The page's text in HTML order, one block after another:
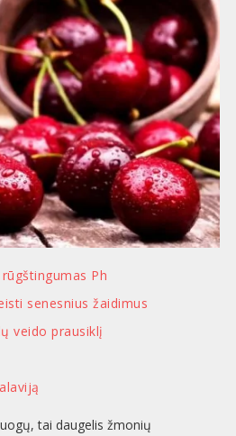
Ph
senesnius žaidimus
veido prausiklį
tai daugelis žmonių